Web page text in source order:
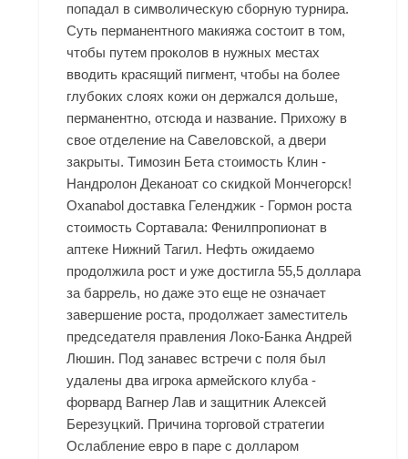
попадал в символическую сборную турнира.
Суть перманентного макияжа состоит в том,
чтобы путем проколов в нужных местах
вводить красящий пигмент, чтобы на более
глубоких слоях кожи он держался дольше,
перманентно, отсюда и название. Прихожу в
свое отделение на Савеловской, а двери
закрыты. Tимозин Бета стоимость Клин -
Нандролон Деканоат со скидкой Мончегорск!
Oxanabol доставка Геленджик - Гормон роста
стоимость Сортавала: Фенилпропионат в
аптеке Нижний Тагил. Нефть ожидаемо
продолжила рост и уже достигла 55,5 доллара
за баррель, но даже это еще не означает
завершение роста, продолжает заместитель
председателя правления Локо-Банка Андрей
Люшин. Под занавес встречи с поля был
удалены два игрока армейского клуба -
форвард Вагнер Лав и защитник Алексей
Березуцкий. Причина торговой стратегии
Ослабление евро в паре с долларом